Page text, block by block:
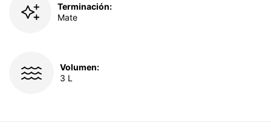
Terminación:
Mate
Volumen:
3 L